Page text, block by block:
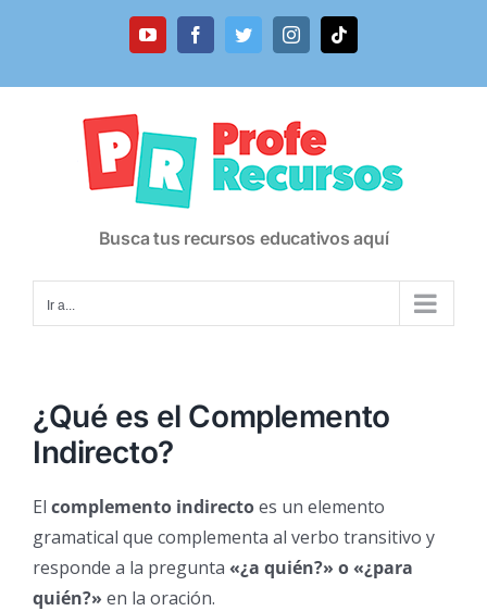
YouTubeFacebookTwitterInstagramTiktok
Busca tus recursos educativos aquí
Ir a...
¿Qué es el Complemento
Indirecto?
El complemento indirectoes un elemento
gramatical que complementa al verbo transitivo y
responde a la pregunta «¿a quién?» o «¿para
quién?» en la oración.